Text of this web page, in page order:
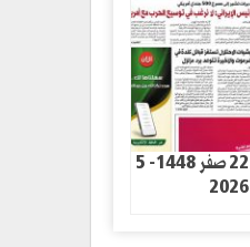
صحيفة الثورة الاربعاء 22 صفر 1448- 5